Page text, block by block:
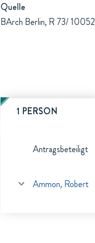
Quelle
BArch Berlin, R 73/ 10052
1 PERSON
Antragsbeteiligt
Ammon, Robert